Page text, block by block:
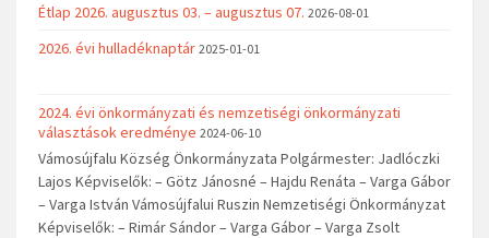
Étlap 2026. augusztus 03. – augusztus 07. 2026-08-01
2026. évi hulladéknaptár 2025-01-01
2024. évi önkormányzati és nemzetiségi önkormányzati
választások eredménye 2024-06-10
Vámosújfalu Község Önkormányzata Polgármester: Jadlóczki
Lajos Képviselők: – Götz Jánosné – Hajdu Renáta – Varga Gábor
– Varga István Vámosújfalui Ruszin Nemzetiségi Önkormányzat
Képviselők: – Rimár Sándor – Varga Gábor – Varga Zsolt